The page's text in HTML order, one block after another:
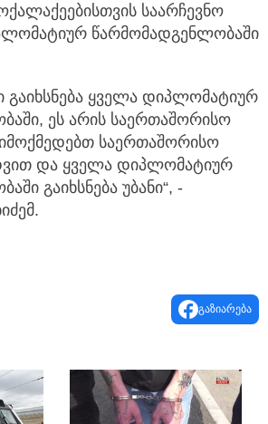
საარჩევნო
წარმომადგენლობაში
გაიხსნება ყველა დიპლომატიურ
ეს არის საერთაშორისო
საერთაშორისო
და ყველა დიპლომატიურ
გაიხსნება უბანი“, -
გაზიარება